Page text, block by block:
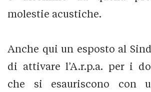
molestie acustiche.
Anche qui un esposto al
di attivare l’A.r.p.a. per i
che si esauriscono con